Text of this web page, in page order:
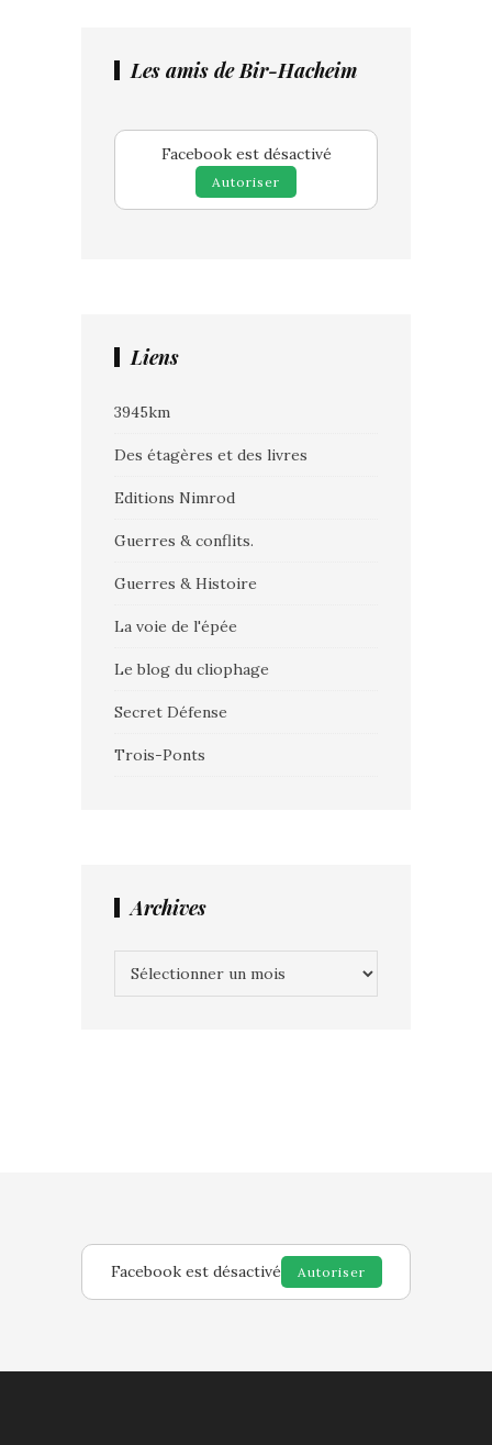
Les amis de Bir-Hacheim
Facebook est désactivé
Autoriser
Liens
3945km
Des étagères et des livres
Editions Nimrod
Guerres & conflits.
Guerres & Histoire
La voie de l'épée
Le blog du cliophage
Secret Défense
Trois-Ponts
Archives
Facebook est désactivé Autoriser